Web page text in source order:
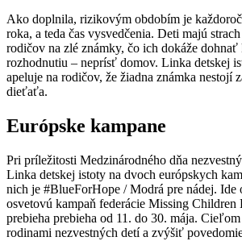
Ako doplnila, rizikovým obdobím je
roka, a teda čas vysvedčenia. Deti majú
rodičov na zlé známky, čo ich dokáže dohnať
rozhodnutiu – neprísť domov. Linka detskej
apeluje na rodičov, že žiadna známka nestojí
dieťaťa.
Európske kampane
Pri príležitosti Medzinárodného dňa
Linka detskej istoty na dvoch európskych
nich je #BlueForHope / Modrá pre nádej. Ide
osvetovú kampaň federácie Missing Children
prebieha prebieha od 11. do 30. mája.
rodinami nezvestných detí a zvýšiť